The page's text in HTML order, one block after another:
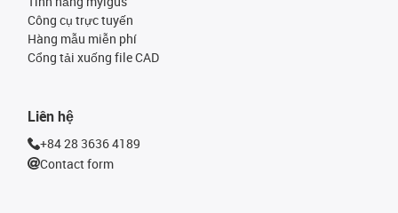
Công cụ trực tuyến
Hàng mẫu miễn phí
Cổng tải xuống file CAD
Liên hệ
+84 28 3636 4189
Contact form